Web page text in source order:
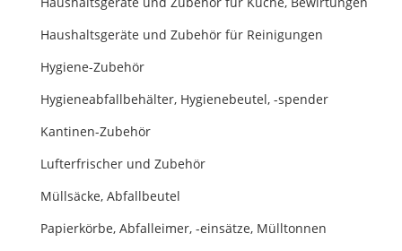
Haushaltsgeräte und Zubehör für Reinigungen
Hygiene-Zubehör
Hygieneabfallbehälter, Hygienebeutel, -spender
Kantinen-Zubehör
Lufterfrischer und Zubehör
Müllsäcke, Abfallbeutel
Papierkörbe, Abfalleimer, -einsätze, Mülltonnen